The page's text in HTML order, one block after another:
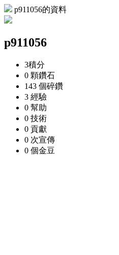
p911056的資料
p911056
3積分
0 顆鑽石
143 個碎鑽
3 經驗
0 幫助
0 技術
0 貢獻
0 次宣傳
0 個金豆